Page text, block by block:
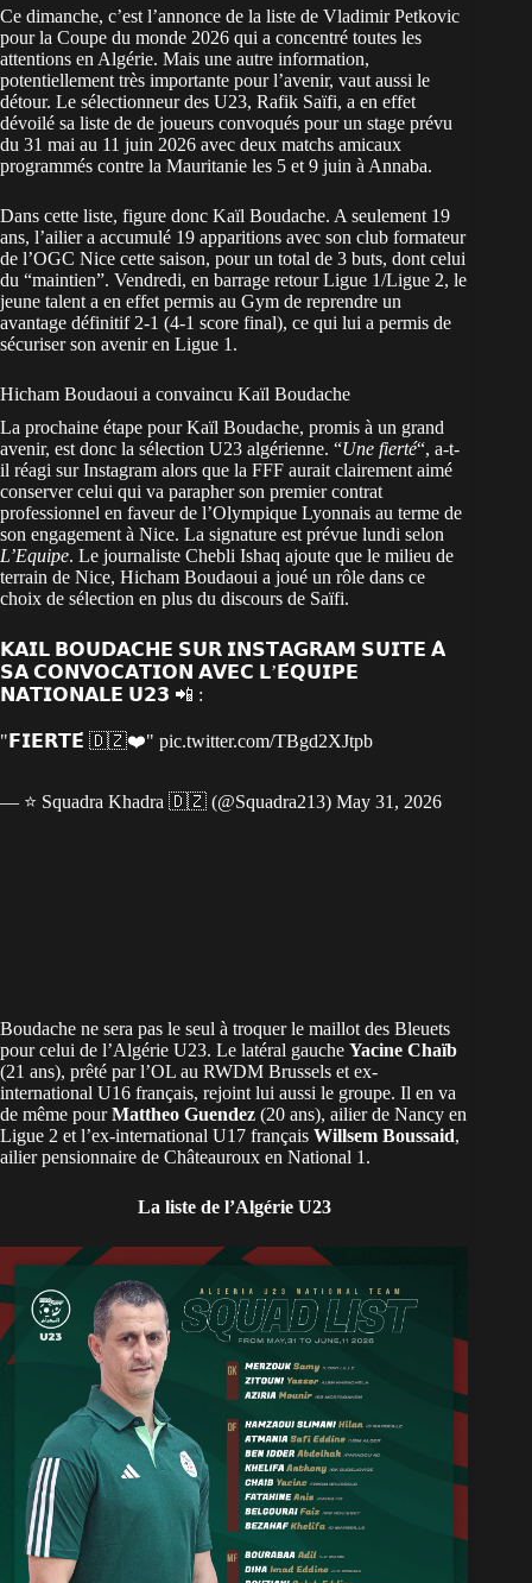
Ce dimanche, c’est l’annonce de la liste de Vladimir Petkovic
pour la Coupe du monde 2026 qui a concentré toutes les
attentions en Algérie. Mais une autre information,
potentiellement très importante pour l’avenir, vaut aussi le
détour. Le sélectionneur des U23, Rafik Saïfi, a en effet
dévoilé sa liste de de joueurs convoqués pour un stage prévu
du 31 mai au 11 juin 2026 avec deux matchs amicaux
programmés contre la Mauritanie les 5 et 9 juin à Annaba.
Dans cette liste, figure donc Kaïl Boudache. A seulement 19
ans, l’ailier a accumulé 19 apparitions avec son club formateur
de l’OGC Nice cette saison, pour un total de 3 buts, dont celui
du “maintien”. Vendredi, en barrage retour Ligue 1/Ligue 2, le
jeune talent a en effet permis au Gym de reprendre un
avantage définitif 2-1 (4-1 score final), ce qui lui a permis de
sécuriser son avenir en Ligue 1.
Hicham Boudaoui a convaincu Kaïl Boudache
La prochaine étape pour Kaïl Boudache, promis à un grand
avenir, est donc la sélection U23 algérienne. “Une fierté“, a-t-
il réagi sur Instagram alors que la FFF aurait clairement aimé
conserver celui qui va parapher son premier contrat
professionnel en faveur de l’Olympique Lyonnais au terme de
son engagement à Nice. La signature est prévue lundi selon
L’Equipe. Le journaliste Chebli Ishaq ajoute que le milieu de
terrain de Nice, Hicham Boudaoui a joué un rôle dans ce
choix de sélection en plus du discours de Saïfi.
𝗞𝗔𝗜̈𝗟 𝗕𝗢𝗨𝗗𝗔𝗖𝗛𝗘 𝗦𝗨𝗥 𝗜𝗡𝗦𝗧𝗔𝗚𝗥𝗔𝗠 𝗦𝗨𝗜𝗧𝗘 𝗔̀
𝗦𝗔 𝗖𝗢𝗡𝗩𝗢𝗖𝗔𝗧𝗜𝗢𝗡 𝗔𝗩𝗘𝗖 𝗟’𝗘́𝗤𝗨𝗜𝗣𝗘
𝗡𝗔𝗧𝗜𝗢𝗡𝗔𝗟𝗘 𝗨𝟮𝟯 📲 :
"𝗙𝗜𝗘𝗥𝗧𝗘́ 🇩🇿❤️" pic.twitter.com/TBgd2XJtpb
— ⭐️ Squadra Khadra 🇩🇿 (@Squadra213) May 31, 2026
Boudache ne sera pas le seul à troquer le maillot des Bleuets
pour celui de l’Algérie U23. Le latéral gauche Yacine Chaïb
(21 ans), prêté par l’OL au RWDM Brussels et ex-
international U16 français, rejoint lui aussi le groupe. Il en va
de même pourMattheo Guendez (20 ans), ailier de Nancy en
Ligue 2 et l’ex-international U17 français Willsem Boussaid,
ailier pensionnaire de Châteauroux en National 1.
La liste de l’Algérie U23